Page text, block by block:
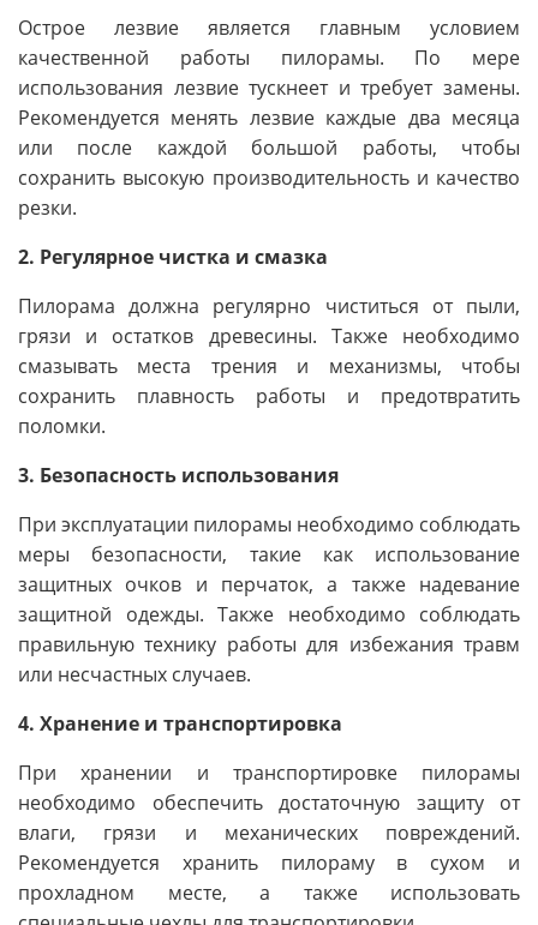
Острое лезвие является главным условием
качественной работы пилорамы. По мере
использования лезвие тускнеет и требует замены.
Рекомендуется менять лезвие каждые два месяца
или после каждой большой работы, чтобы
сохранить высокую производительность и качество
резки.
2. Регулярное чистка и смазка
Пилорама должна регулярно чиститься от пыли,
грязи и остатков древесины. Также необходимо
смазывать места трения и механизмы, чтобы
сохранить плавность работы и предотвратить
поломки.
3. Безопасность использования
При эксплуатации пилорамы необходимо соблюдать
меры безопасности, такие как использование
защитных очков и перчаток, а также надевание
защитной одежды. Также необходимо соблюдать
правильную технику работы для избежания травм
или несчастных случаев.
4. Хранение и транспортировка
При хранении и транспортировке пилорамы
необходимо обеспечить достаточную защиту от
влаги, грязи и механических повреждений.
Рекомендуется хранить пилораму в сухом и
прохладном месте, а также использовать